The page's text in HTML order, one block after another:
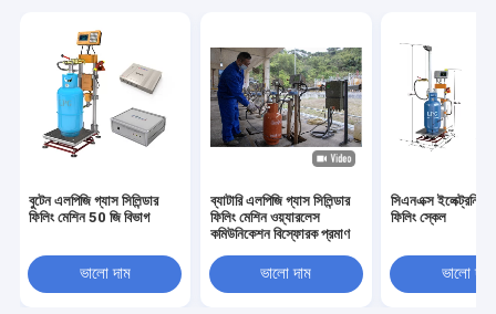
বুটেন এলপিজি গ্যাস সিলিন্ডার
ফিলিং মেশিন 50 জি বিভাগ
ভালো দাম
ব্যাটারি এলপিজি গ্যাস সিলিন্ডার
ফিলিং মেশিন ওয়্যারলেস
কমিউনিকেশন বিস্ফোরক প্রমাণ
ভালো দাম
সিএনএক্স ইলেক্ট্রনিক
ফিলিং স্কেল
ভালো দাম